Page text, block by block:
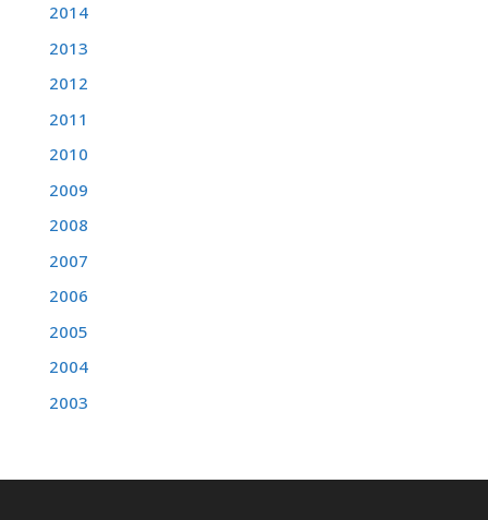
2014
2013
2012
2011
2010
2009
2008
2007
2006
2005
2004
2003